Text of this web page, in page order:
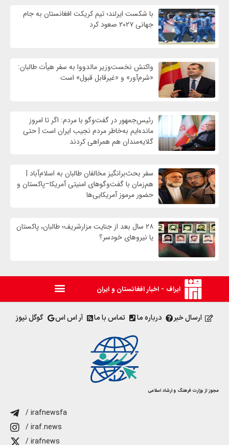
با شکست ایرلند؛ تیم کریکت افغانستان به جام
جهانی ۲۰۲۷ صعود کرد
واکنش نخست‌وزیر مالدووا به سفر هیأت طالبان:
«شرم‌آور» و «غیرقابل قبول» است
رئیس‌جمهور در گفت‌وگو با مردم: اگر تا امروز
مانده‌ایم به‌خاطر مردم نجیب ایران است | حتی
گلایه‌مندان هم همراهی کردند
سفر بحث‌برانگیز مخالفان طالبان به اسلام‌آباد |
هم‌زمان با گفت‌وگوهای امنیتی آمریکا–پاکستان و
حضور مرموز آمریکایی‌ها
۲۸ سال بعد از جنایت مزارشریف؛ طالبان، پاکستان
یا نیروهای خودسر؟
ایراف - اخبار افغانستان و ایران
ارسال خبر درباره ما تماس با ما آر اس اس گوگل نیوز
مجوز از وزارت فرهنگ و ارشاد اسلامی
/ irafnewsfa
/ iraf.news
/ irafnews